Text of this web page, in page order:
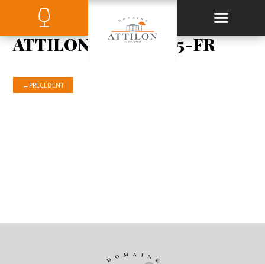
ATTILON-SAUV-2015-FR
← PRÉCÉDENT